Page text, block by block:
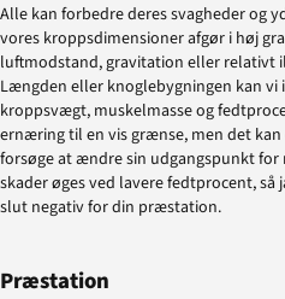
Alle kan forbedre deres svagheder og
vores kroppsdimensioner afgør i høj
luftmodstand, gravitation eller relativt
Længden eller knoglebygningen kan
kroppsvægt, muskelmasse og
ernæring til en vis grænse, men det
forsøge at ændre sin udgangspunkt for
skader øges ved lavere fedtprocent,
slut negativ for din præstation.
Præstation